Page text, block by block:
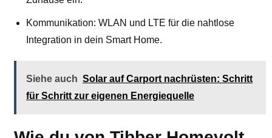
Kommunikation: WLAN und LTE für die nahtlose
Integration in dein Smart Home.
Siehe auch Solar auf Carport nachrüsten: Schritt
für Schritt zur eigenen Energiequelle